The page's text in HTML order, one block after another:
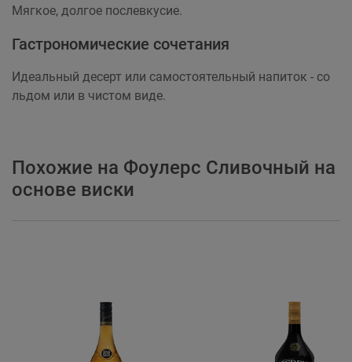
Мягкое, долгое послевкусие.
Гастрономические сочетания
Идеальный десерт или самостоятельный напиток - со
льдом или в чистом виде.
Похожие на Фоулерс Сливочный на
основе виски